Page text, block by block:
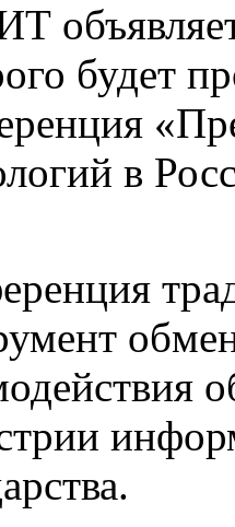
объявляет
будет
в